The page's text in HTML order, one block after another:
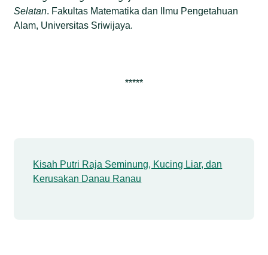
Selatan. Fakultas Matematika dan Ilmu Pengetahuan
Alam, Universitas Sriwijaya.
*****
Kisah Putri Raja Seminung, Kucing Liar, dan
Kerusakan Danau Ranau